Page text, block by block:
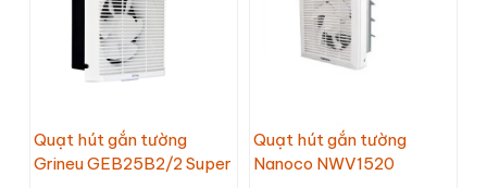
Quạt hút gắn tường
Grineu GEB25B2/2 Super
Quạt hút gắn tường
Nanoco NWV1520